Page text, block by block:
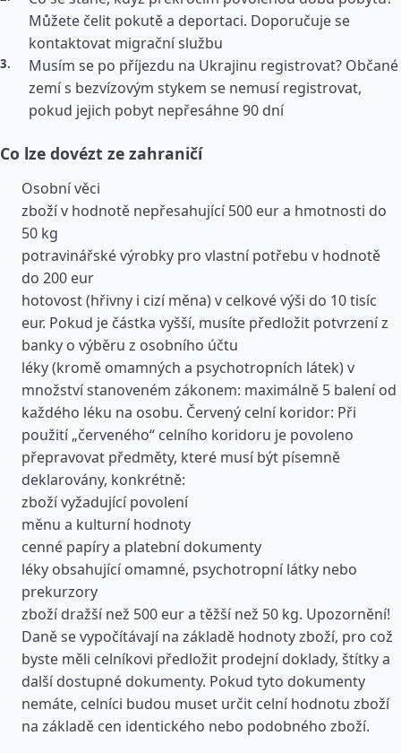
Můžete čelit pokutě a deportaci. Doporučuje se
kontaktovat migrační službu
Musím se po příjezdu na Ukrajinu registrovat? Občané
zemí s bezvízovým stykem se nemusí registrovat,
pokud jejich pobyt nepřesáhne 90 dní
Co lze dovézt ze zahraničí
Osobní věci
zboží v hodnotě nepřesahující 500 eur a hmotnosti do
50 kg
potravinářské výrobky pro vlastní potřebu v hodnotě
do 200 eur
hotovost (hřivny i cizí měna) v celkové výši do 10 tisíc
eur. Pokud je částka vyšší, musíte předložit potvrzení z
banky o výběru z osobního účtu
léky (kromě omamných a psychotropních látek) v
množství stanoveném zákonem: maximálně 5 balení od
každého léku na osobu. Červený celní koridor: Při
použití „červeného“ celního koridoru je povoleno
přepravovat předměty, které musí být písemně
deklarovány, konkrétně:
zboží vyžadující povolení
měnu a kulturní hodnoty
cenné papíry a platební dokumenty
léky obsahující omamné, psychotropní látky nebo
prekurzory
zboží dražší než 500 eur a těžší než 50 kg. Upozornění!
Daně se vypočítávají na základě hodnoty zboží, pro což
byste měli celníkovi předložit prodejní doklady, štítky a
další dostupné dokumenty. Pokud tyto dokumenty
nemáte, celníci budou muset určit celní hodnotu zboží
na základě cen identického nebo podobného zboží.